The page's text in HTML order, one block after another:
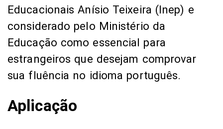
Educacionais Anísio Teixeira (Inep) e
considerado pelo Ministério da
Educação como essencial para
estrangeiros que desejam comprovar
sua fluência no idioma português.
Aplicação